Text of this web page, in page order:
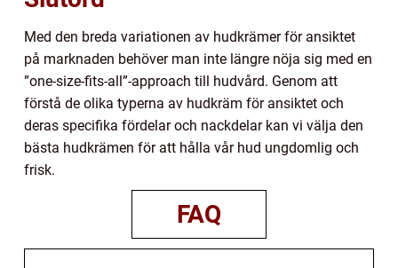
Med den breda variationen av hudkrämer för ansiktet
på marknaden behöver man inte längre nöja sig med en
”one-size-fits-all”-approach till hudvård. Genom att
förstå de olika typerna av hudkräm för ansiktet och
deras specifika fördelar och nackdelar kan vi välja den
bästa hudkrämen för att hålla vår hud ungdomlig och
frisk.
FAQ